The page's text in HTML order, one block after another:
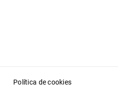
Política de cookies